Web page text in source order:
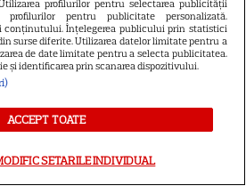
Meryl Streep, gest
impresionant pentru Anne
Hathaway și Emily Blunt la
„Diavolul se îmbracă de la
Prada 2”. Ce salarii ar fi primit
actrițele
profilurilor pentru selectarea publicității
profilurilor pentru publicitate personalizată.
conținutului. Înțelegerea publicului prin statistici
surse diferite. Utilizarea datelor limitate pentru a
de date limitate pentru a selecta publicitatea.
și identificarea prin scanarea dispozitivului.
ACCEPT TOATE
SETARILE INDIVIDUAL